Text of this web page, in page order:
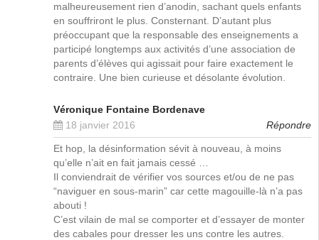
malheureusement rien d’anodin, sachant quels enfants
en souffriront le plus. Consternant. D’autant plus
préoccupant que la responsable des enseignements a
participé longtemps aux activités d’une association de
parents d’élèves qui agissait pour faire exactement le
contraire. Une bien curieuse et désolante évolution.
Véronique Fontaine Bordenave
18 janvier 2016
Répondre
Et hop, la désinformation sévit à nouveau, à moins
qu’elle n’ait en fait jamais cessé …
Il conviendrait de vérifier vos sources et/ou de ne pas
“naviguer en sous-marin” car cette magouille-là n’a pas
abouti !
C’est vilain de mal se comporter et d’essayer de monter
des cabales pour dresser les uns contre les autres.